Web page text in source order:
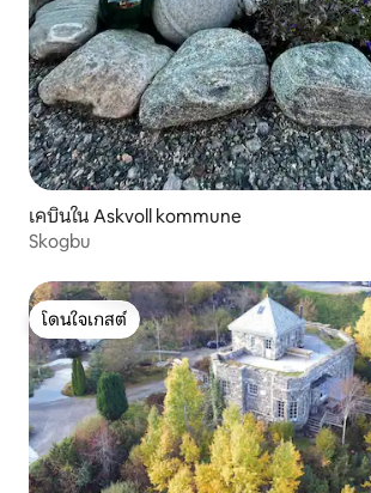
เคบินใน Askvoll kommune
Skogbu
โดนใจเกสต์
โดนใจเกสต์